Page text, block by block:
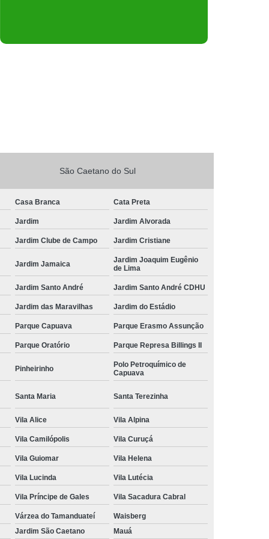
São Caetano do Sul
Casa Branca Cata Preta
Jardim Jardim Alvorada
Jardim Clube de Campo Jardim Cristiane
Jardim Jamaica
Jardim Joaquim Eugênio
de Lima
Jardim Santo André Jardim Santo André CDHU
Jardim das Maravilhas Jardim do Estádio
Parque Capuava Parque Erasmo Assunção
Parque Oratório Parque Represa Billings II
Pinheirinho
Polo Petroquímico de
Capuava
Santa Maria Santa Terezinha
Vila Alice Vila Alpina
Vila Camilópolis Vila Curuçá
Vila Guiomar Vila Helena
Vila Lucinda Vila Lutécia
Vila Príncipe de Gales Vila Sacadura Cabral
Várzea do Tamanduateí
Waisberg
Jardim São Caetano Mauá